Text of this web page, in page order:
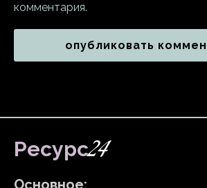
комментария.
Ресурс24
Основное: